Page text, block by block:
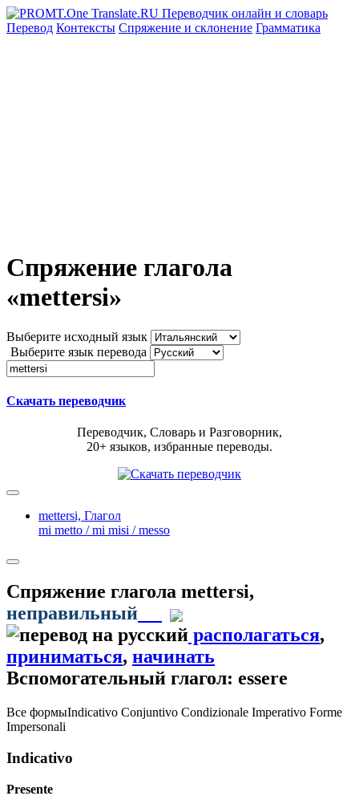
Перевод Контексты Спряжение и склонение Грамматика
Спряжение глагола
«mettersi»
Выберите исходный язык
Выберите язык перевода
Скачать переводчик
Переводчик, Словарь и Разговорник,
20+ языков, избранные переводы.
mettersi, Глагол
mi metto / mi misi / messo
Спряжение глагола mettersi,
неправильный
располагаться,
приниматься, начинать
Вспомогательный глагол: essere
Все формыIndicativo Conjuntivo Condizionale Imperativo Forme
Impersonali
Indicativo
Presente